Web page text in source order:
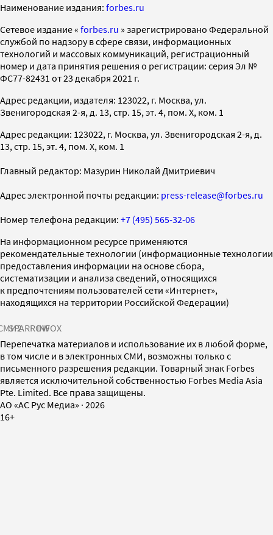
Наименование издания: forbes.ru
Cетевое издание « forbes.ru » зарегистрировано Федеральной
службой по надзору в сфере связи, информационных
технологий и массовых коммуникаций, регистрационный
номер и дата принятия решения о регистрации: серия Эл №
ФС77-82431 от 23 декабря 2021 г.
Адрес редакции, издателя: 123022, г. Москва, ул.
Звенигородская 2-я, д. 13, стр. 15, эт. 4, пом. X, ком. 1
Адрес редакции: 123022, г. Москва, ул. Звенигородская 2-я, д.
13, стр. 15, эт. 4, пом. X, ком. 1
Главный редактор: Мазурин Николай Дмитриевич
Адрес электронной почты редакции: press-release@forbes.ru
Номер телефона редакции: +7 (495) 565-32-06
На информационном ресурсе применяются
рекомендательные технологии (информационные технологии
предоставления информации на основе сбора,
систематизации и анализа сведений, относящихся
к предпочтениям пользователей сети «Интернет»,
находящихся на территории Российской Федерации)
SPARROWINFOX
Перепечатка материалов и использование их в любой форме,
в том числе и в электронных СМИ, возможны только с
письменного разрешения редакции. Товарный знак Forbes
является исключительной собственностью Forbes Media Asia
Pte. Limited. Все права защищены.
AO «АС Рус Медиа» · 2026
16+